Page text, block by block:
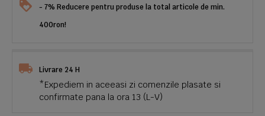
- 7% Reducere pentru produse la total articole de min.
400ron!
Livrare 24 H
*Expediem in aceeasi zi comenzile plasate si
confirmate pana la ora 13 (L-V)